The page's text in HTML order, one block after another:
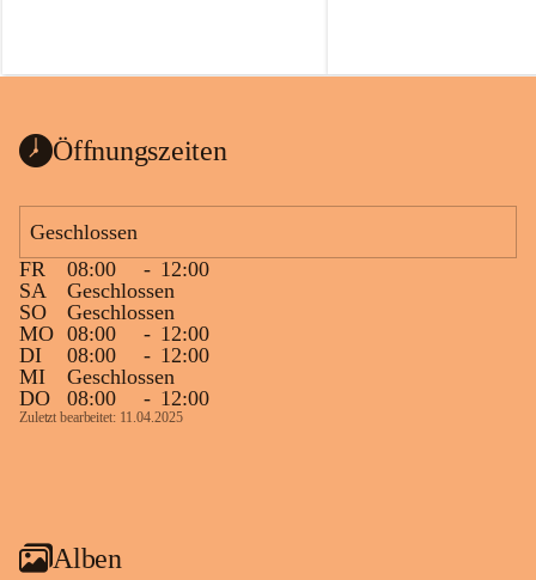
Öffnungszeiten
Geschlossen
FR
08:00 - 12:00
SA
Geschlossen
SO
Geschlossen
MO 08:00 - 12:00
DI
08:00 - 12:00
MI
Geschlossen
DO
08:00 - 12:00
Zuletzt bearbeitet: 11.04.2025
Alben